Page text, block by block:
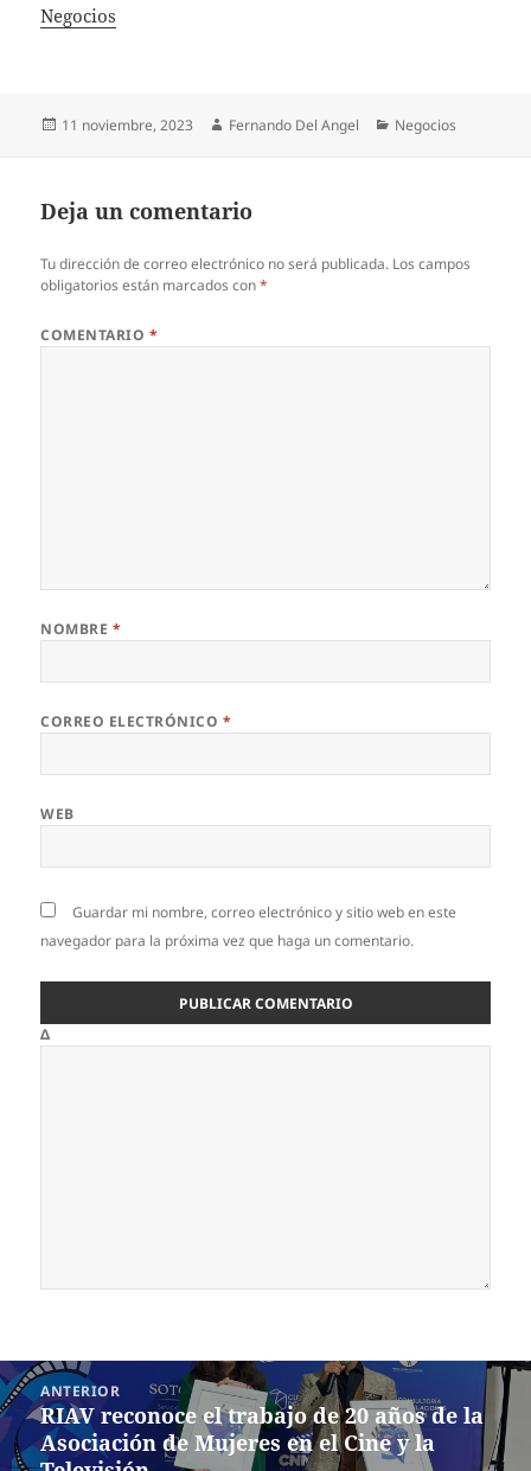
In relation to
Negocios
Publicado
11 noviembre, 2023 Autor
Fernando Del Angel Categorías
Negocios
Deja un comentario
Tu dirección de correo electrónico no será publicada. Los campos
obligatorios están marcados con*
COMENTARIO *
NOMBRE *
CORREO ELECTRÓNICO *
WEB
Guardar mi nombre, correo electrónico y sitio web en este
navegador para la próxima vez que haga un comentario.
Δ
Navegación
de
entradas
ANTERIOR
Entrada
anterior:
RIAV reconoce el trabajo de 20 años de la
Asociación de Mujeres en el Cine y la